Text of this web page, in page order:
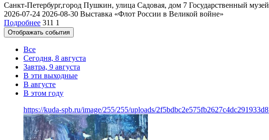
Санкт-Петербург,город Пушкин, улица Садовая, дом 7 Государственный
2026-07-24 2026-08-30 Выставка «Флот России в Великой войне»
Подробнее 311 1
Отображать события
Все
Сегодня, 8 августа
Завтра, 9 августа
В эти выходные
В августе
В этом году
https://kuda-spb.ru/image/255/255/uploads/